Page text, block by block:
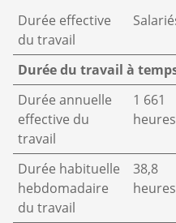
Durée effective
du travail
Durée du travail à
Durée annuelle
effective du
travail
1 661
heures
Durée habituelle
hebdomadaire
du travail
38,8
heures